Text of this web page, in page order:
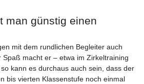
man günstig einen
mit dem rundlichen Begleiter auch
macht er – etwa im Zirkeltraining
kann es durchaus auch sein, dass der
bis vierten Klassenstufe noch einmal